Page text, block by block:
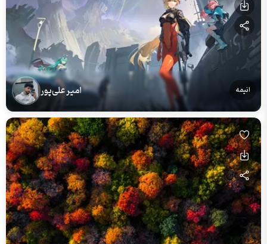
انیمه امیر علی‌پور